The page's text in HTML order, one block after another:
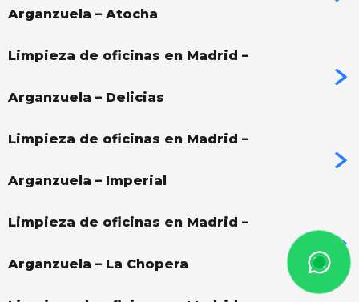
Arganzuela – Atocha
Limpieza de oficinas en Madrid –
Arganzuela – Delicias
Limpieza de oficinas en Madrid –
Arganzuela – Imperial
Limpieza de oficinas en Madrid –
Arganzuela – La Chopera